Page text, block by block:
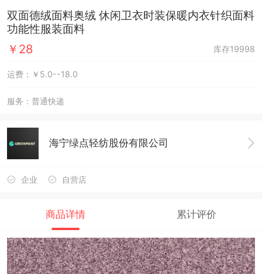
双面德绒面料奥绒 休闲卫衣时装保暖内衣针织面料
功能性服装面料
￥28 库存19998
运费：￥5.0--18.0
服务： 普通快递
海宁绿点轻纺股份有限公司
企业 自营店
商品详情 累计评价